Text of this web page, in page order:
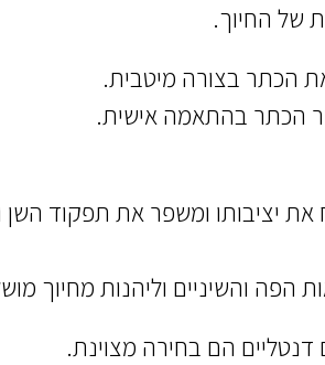
של החיוך.
הכתר בצורה מיטבית.
הכתר בהתאמה אישית.
את יציבותו ומשפר את תפקוד
והשיניים וליהנות מחיוך
הם בחירה מצוינת.